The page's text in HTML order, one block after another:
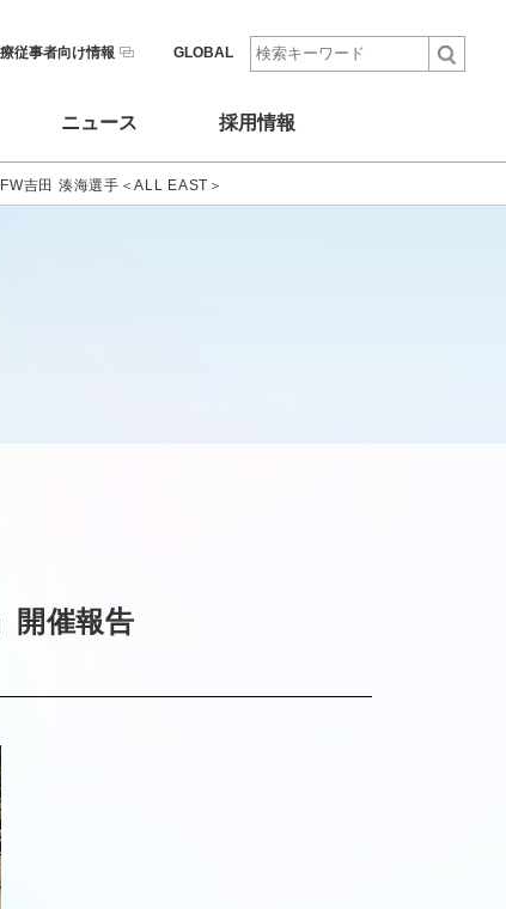
ニュース 採用情報
従事者向け情報 GLOBAL
吉田 湊海選手＜ALL EAST＞
開催報告